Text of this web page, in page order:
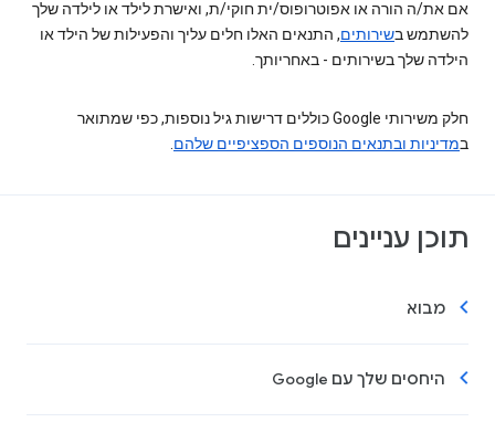
אם את/ה הורה או אפוטרופוס/ית חוקי/ת, ואישרת לילד או לילדה שלך
להשתמש בשירותים, התנאים האלו חלים עליך והפעילות של הילד או
הילדה שלך בשירותים - באחריותך.
חלק משירותי Google כוללים דרישות גיל נוספות, כפי שמתואר
במדיניות ובתנאים הנוספים הספציפיים שלהם
תוכן עניינים
מבוא
היחסים שלך עם Google